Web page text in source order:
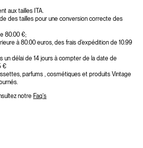
aux tailles ITA.
des tailles pour une conversion correcte des
80.00 €;
à 80.00 euros, des frais d'expédition de 10.99
un délai de 14 jours à compter de la date de
€
parfums , cosmétiques et produits Vintage
notre Faq's